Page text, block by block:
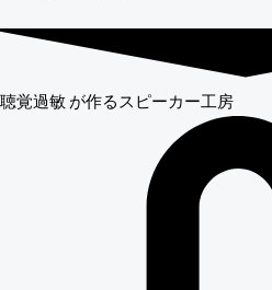
プ
聴覚過敏 が作るスピーカー工房